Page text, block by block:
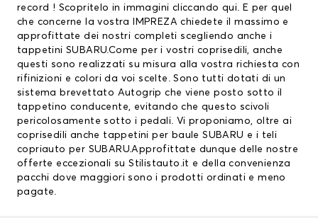
record ! Scopritelo in immagini cliccando qui. E per quel
che concerne la vostra IMPREZA chiedete il massimo e
approfittate dei nostri completi scegliendo anche i
tappetini SUBARU.Come per i vostri coprisedili, anche
questi sono realizzati su misura alla vostra richiesta con
rifinizioni e colori da voi scelte. Sono tutti dotati di un
sistema brevettato Autogrip che viene posto sotto il
tappetino conducente, evitando che questo scivoli
pericolosamente sotto i pedali. Vi proponiamo, oltre ai
coprisedili anche tappetini per baule SUBARU e i teli
copriauto per SUBARU.Approfittate dunque delle nostre
offerte eccezionali su Stilistauto.it e della convenienza
pacchi dove maggiori sono i prodotti ordinati e meno
pagate.